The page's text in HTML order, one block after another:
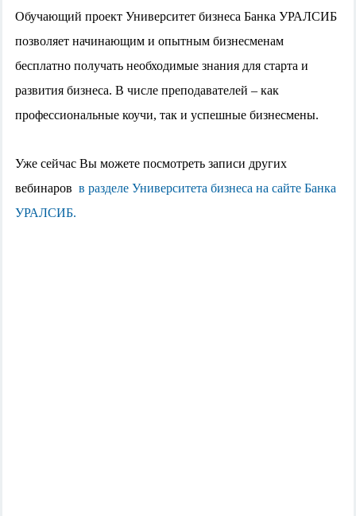
Обучающий проект Университет бизнеса Банка УРАЛСИБ
позволяет начинающим и опытным бизнесменам
бесплатно получать необходимые знания для старта и
развития бизнеса. В числе преподавателей – как
профессиональные коучи, так и успешные бизнесмены.
Уже сейчас Вы можете посмотреть записи других
вебинаров в разделе Университета бизнеса на сайте Банка
УРАЛСИБ.